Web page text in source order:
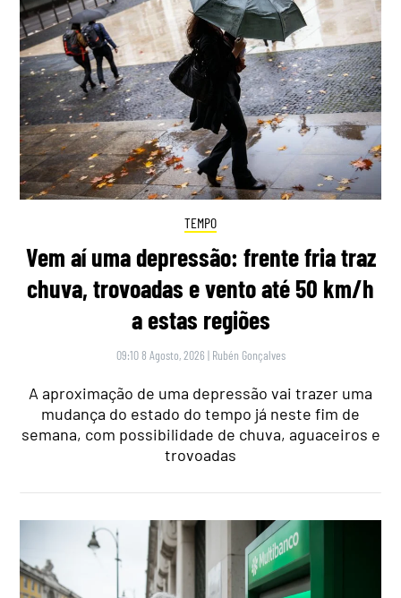
TEMPO
Vem aí uma depressão: frente fria traz
chuva, trovoadas e vento até 50 km/h
a estas regiões
09:10 8 Agosto, 2026 | Rubén Gonçalves
A aproximação de uma depressão vai trazer uma
mudança do estado do tempo já neste fim de
semana, com possibilidade de chuva, aguaceiros e
trovoadas